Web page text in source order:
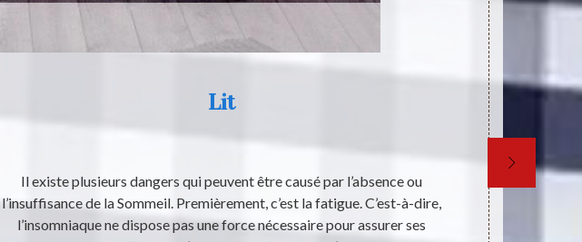
Lit
Il existe plusieurs dangers qui peuvent être causé par l’absence ou
l’insuffisance de la Sommeil. Premièrement, c’est la fatigue. C’est-à-dire,
l’insomniaque ne dispose pas une force nécessaire pour assurer ses
L’idéologie